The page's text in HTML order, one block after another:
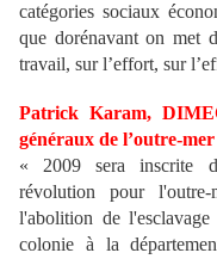
catégories sociaux
que dorénavant on met
travail, sur l’effort, sur
Patrick Karam,
généraux de l’outre-
« 2009 sera inscrite
révolution pour
l'abolition de
colonie à la